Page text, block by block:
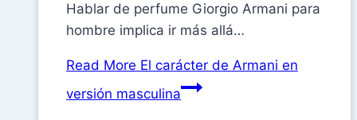
Hablar de perfume Giorgio Armani para
hombre implica ir más allá…
Read More El carácter de Armani en
versión masculina